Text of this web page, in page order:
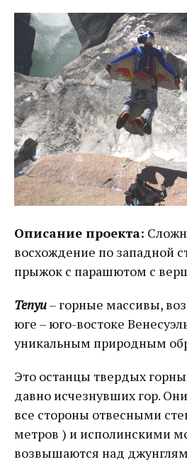
Описание проекта:
восхождение по западной
прыжок с парашютом с
Тепуи– горные массивы,
юге – юго-востоке
уникальным природным
Это останцы твердых
давно исчезнувших гор.
все стороны отвесными
метров ) и исполинскими
возвышаются над